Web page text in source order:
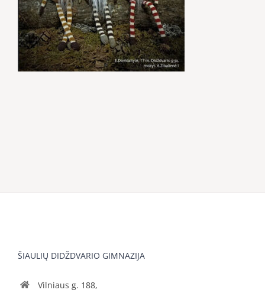
ŠIAULIŲ DIDŽDVARIO GIMNAZIJA
Vilniaus g. 188,